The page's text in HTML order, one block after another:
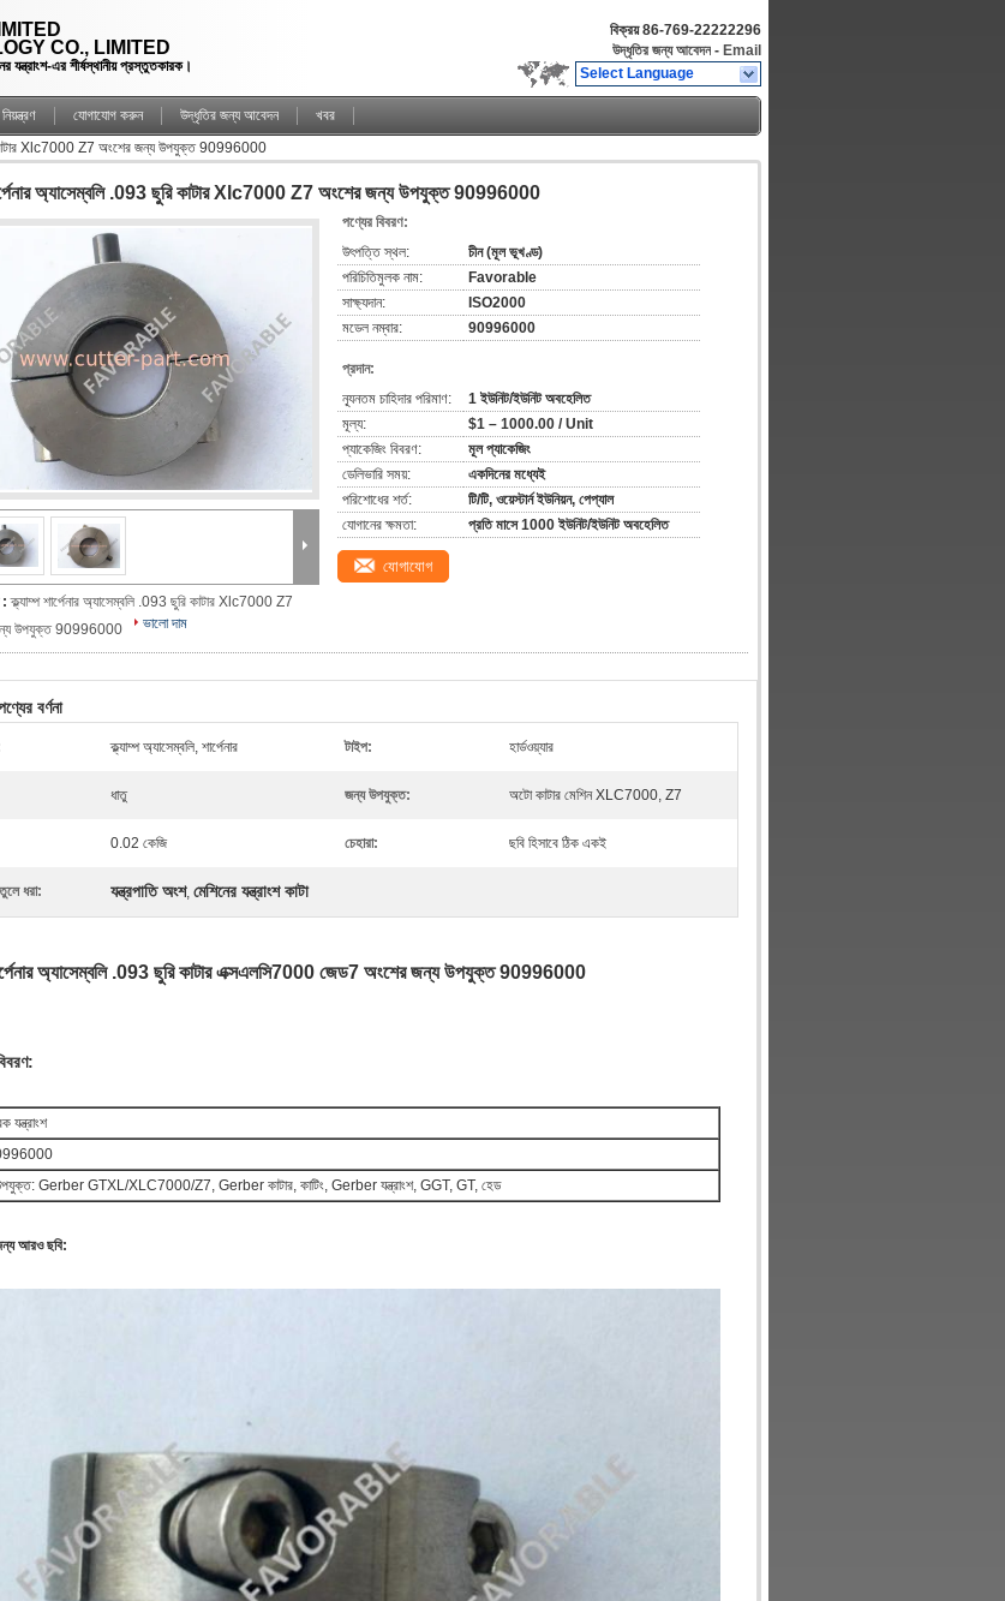
CO., LIMITED
যন্ত্রাংশ-এর শীর্ষস্থানীয় প্রস্তুতকারক।
বিক্রয়86-769-22222296
উদ্ধৃতির জন্য আবেদন - Email
Select Language
যোগাযোগ করুন উদ্ধৃতির জন্য আবেদন
খবর
কাটার Xlc7000 Z7 অংশের জন্য উপযুক্ত 90996000
অ্যাসেম্বলি .093 ছুরি কাটার Xlc7000 Z7 অংশের জন্য উপযুক্ত 90996000
:ক্ল্যাম্প শার্পেনার অ্যাসেম্বলি .093 ছুরি কাটার Xlc7000 Z7
উপযুক্ত 90996000
ভালো দাম
পণ্যের বিবরণ:
উৎপত্তি স্থল:
চীন (মূল ভূখণ্ড)
পরিচিতিমুলক নাম:
Favorable
সাক্ষ্যদান:
ISO2000
মডেল নম্বার:
90996000
প্রদান:
ন্যূনতম চাহিদার পরিমাণ:
1 ইউনিট/ইউনিট অবহেলিত
মূল্য:
$1 – 1000.00 / Unit
প্যাকেজিং বিবরণ:
মূল প্যাকেজিং
ডেলিভারি সময়:
একদিনের মধ্যেই
পরিশোধের শর্ত:
টি/টি, ওয়েস্টার্ন ইউনিয়ন, পেপ্যাল
যোগানের ক্ষমতা:
প্রতি মাসে 1000 ইউনিট/ইউনিট অবহেলিত
যোগাযোগ
বর্ণনা
ক্ল্যাম্প অ্যাসেম্বলি, শার্পেনার টাইপ: হার্ডওয়্যার
ধাতু জন্য উপযুক্ত: অটো কাটার মেশিন XLC7000, Z7
0.02 কেজি চেহারা: ছবি হিসাবে ঠিক একই
ধরা: যন্ত্রপাতি অংশ, মেশিনের যন্ত্রাংশ কাটা
অ্যাসেম্বলি .093 ছুরি কাটার এক্সএলসি7000 জেড7 অংশের জন্য উপযুক্ত 90996000
যন্ত্রাংশ
: Gerber GTXL/XLC7000/Z7, Gerber কাটার, কাটিং, Gerber যন্ত্রাংশ, GGT, GT, হেড
আরও ছবি: